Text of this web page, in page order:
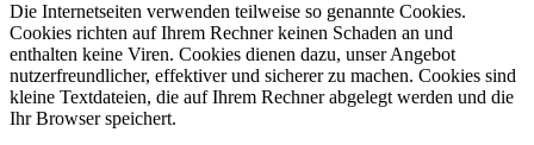
Die Internetseiten verwenden teilweise so genannte Cookies.
Cookies richten auf Ihrem Rechner keinen Schaden an und
enthalten keine Viren. Cookies dienen dazu, unser Angebot
nutzerfreundlicher, effektiver und sicherer zu machen. Cookies sind
kleine Textdateien, die auf Ihrem Rechner abgelegt werden und die
Ihr Browser speichert.